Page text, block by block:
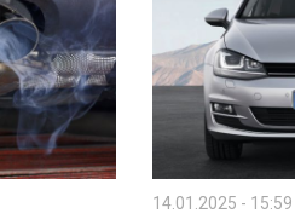
14.01.2025 - 15:59